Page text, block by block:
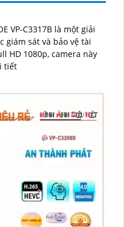
VP-C3317B là một giải
giám sát và bảo vệ tài
tiết